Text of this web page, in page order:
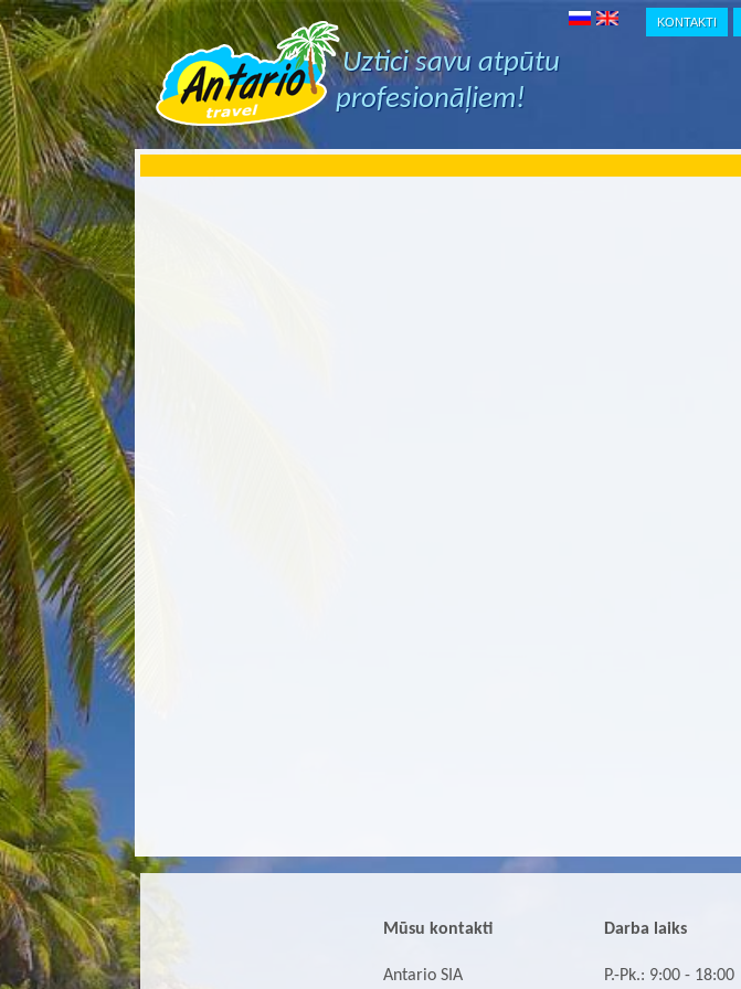
KONTAKTI
Uztici savu atpūtu
profesionāļiem!
Mūsu kontakti
Antario SIA
Darba laiks
P.-Pk.: 9:00 - 18:00